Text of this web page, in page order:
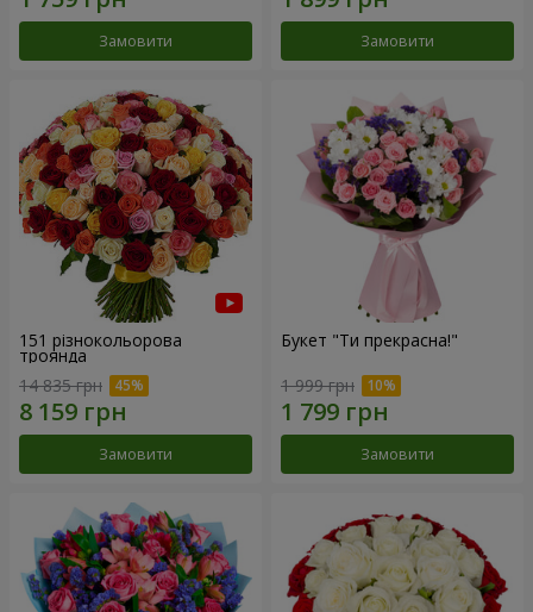
Замовити Замовити
151 різнокольорова
троянда
14 835 грн
Замовити
Букет "Ти прекрасна!"
1 999 грн
Замовити